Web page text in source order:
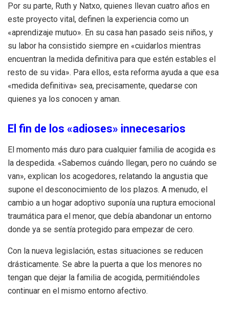
Por su parte, Ruth y Natxo, quienes llevan cuatro años en
este proyecto vital, definen la experiencia como un
«aprendizaje mutuo». En su casa han pasado seis niños, y
su labor ha consistido siempre en «cuidarlos mientras
encuentran la medida definitiva para que estén estables el
resto de su vida». Para ellos, esta reforma ayuda a que esa
«medida definitiva» sea, precisamente, quedarse con
quienes ya los conocen y aman.
El fin de los «adioses» innecesarios
El momento más duro para cualquier familia de acogida es
la despedida. «Sabemos cuándo llegan, pero no cuándo se
van», explican los acogedores, relatando la angustia que
supone el desconocimiento de los plazos. A menudo, el
cambio a un hogar adoptivo suponía una ruptura emocional
traumática para el menor, que debía abandonar un entorno
donde ya se sentía protegido para empezar de cero.
Con la nueva legislación, estas situaciones se reducen
drásticamente. Se abre la puerta a que los menores no
tengan que dejar la familia de acogida, permitiéndoles
continuar en el mismo entorno afectivo.